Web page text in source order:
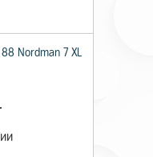
Nordman 7 XL